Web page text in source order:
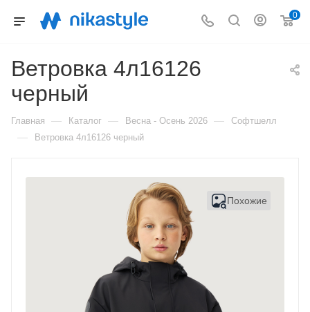
0
Ветровка 4л16126
черный
Главная — Каталог — Весна - Осень 2026 — Софтшелл
— Ветровка 4л16126 черный
Похожие